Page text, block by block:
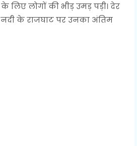
लिए लोगों की भीड़ उमड़ पड़ी। देर
के राजघाट पर उनका अंतिम